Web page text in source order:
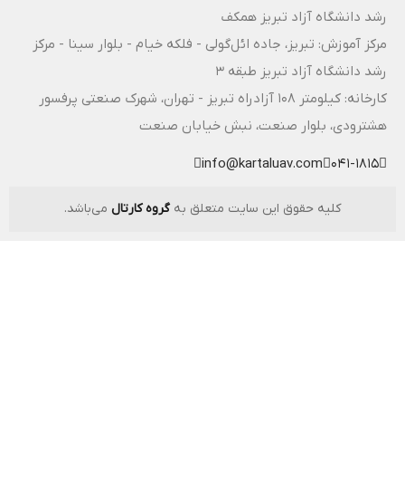
رشد دانشگاه آزاد تبریز همکف
مرکز آموزش: تبریز، جاده ائل‌گولی - فلکه خیام - بلوار سینا - مرکز
رشد دانشگاه آزاد تبریز طبقه 3
کارخانه: کیلومتر ۱۰۸ آزادراه تبریز - تهران، شهرک صنعتی پرفسور
هشترودی، بلوار صنعت، نبش خیابان صنعت
041-1815
info@kartaluav.com
کلیه حقوق این سایت متعلق بهگروه کارتال می‌باشد.